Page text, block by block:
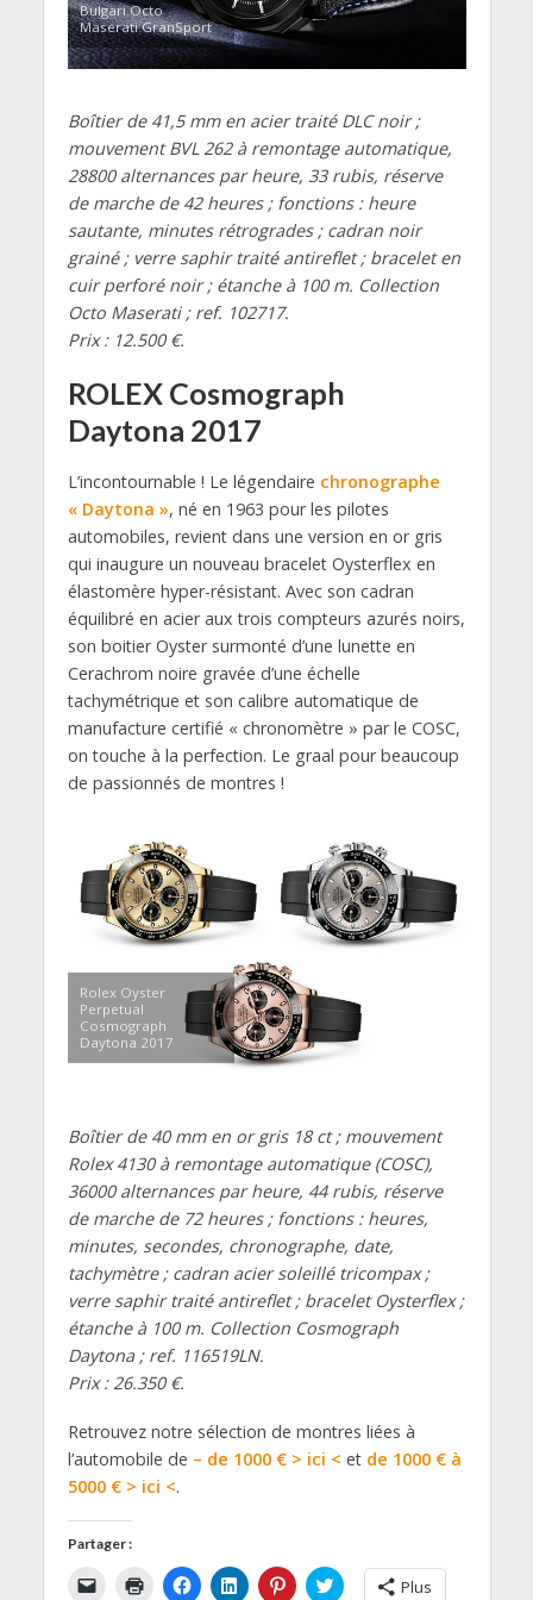
Bulgari Octo
Maserati GranSport
Boîtier de 41,5 mm en acier traité DLC noir ;
mouvement BVL 262 à remontage automatique,
28800 alternances par heure, 33 rubis, réserve
de marche de 42 heures ; fonctions : heure
sautante, minutes rétrogrades ; cadran noir
grainé ; verre saphir traité antireflet ; bracelet en
cuir perforé noir ; étanche à 100 m. Collection
Octo Maserati ; ref. 102717.
Prix : 12.500 €.
ROLEX Cosmograph
Daytona 2017
L’incontournable ! Le légendaire chronographe
« Daytona », né en 1963 pour les pilotes
automobiles, revient dans une version en or gris
qui inaugure un nouveau bracelet Oysterflex en
élastomère hyper-résistant. Avec son cadran
équilibré en acier aux trois compteurs azurés noirs,
son boitier Oyster surmonté d’une lunette en
Cerachrom noire gravée d’une échelle
tachymétrique et son calibre automatique de
manufacture certifié « chronomètre » par le COSC,
on touche à la perfection. Le graal pour beaucoup
de passionnés de montres !
Rolex Oyster
Perpetual
Cosmograph
Daytona 2017
Boîtier de 40 mm en or gris 18 ct ; mouvement
Rolex 4130 à remontage automatique (COSC),
36000 alternances par heure, 44 rubis, réserve
de marche de 72 heures ; fonctions : heures,
minutes, secondes, chronographe, date,
tachymètre ; cadran acier soleillé tricompax ;
verre saphir traité antireflet ; bracelet Oysterflex ;
étanche à 100 m. Collection Cosmograph
Daytona ; ref. 116519LN.
Prix : 26.350 €.
Retrouvez notre sélection de montres liées à
l’automobile de – de 1000 € > ici < et de 1000 € à
5000 € > ici <.
Partager :
C C C C Plus